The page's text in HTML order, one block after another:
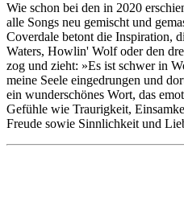
Wie schon bei den in 2020
alle Songs neu gemischt und
Coverdale betont die Inspiration,
Waters, Howlin' Wolf oder den
zog und zieht: »Es ist schwer in
meine Seele eingedrungen und
ein wunderschönes Wort, das
Gefühle wie Traurigkeit,
Freude sowie Sinnlichkeit und